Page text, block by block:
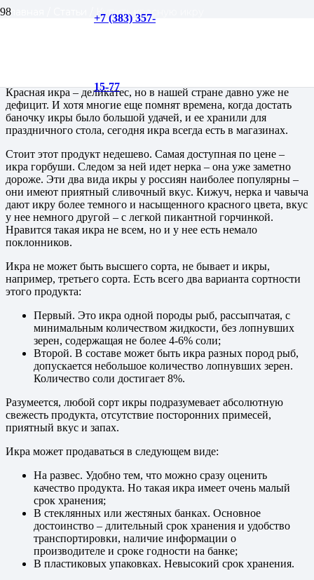
+7 (383) 357-
15-77
Главная Купить красную икру
Красная икра – деликатес, но в нашей стране давно уже не
дефицит. И хотя многие еще помнят времена, когда достать
баночку икры было большой удачей, и ее хранили для
праздничного стола, сегодня икра всегда есть в магазинах.
Стоит этот продукт недешево. Самая доступная по цене –
икра горбуши. Следом за ней идет нерка – она уже заметно
дороже. Эти два вида икры у россиян наиболее популярны –
они имеют приятный сливочный вкус. Кижуч, нерка и чавыча
дают икру более темного и насыщенного красного цвета, вкус
у нее немного другой – с легкой пикантной горчинкой.
Нравится такая икра не всем, но и у нее есть немало
поклонников.
Икра не может быть высшего сорта, не бывает и икры,
например, третьего сорта. Есть всего два варианта сортности
этого продукта:
Первый. Это икра одной породы рыб, рассыпчатая, с
минимальным количеством жидкости, без лопнувших
зерен, содержащая не более 4-6% соли;
Второй. В составе может быть икра разных пород рыб,
допускается небольшое количество лопнувших зерен.
Количество соли достигает 8%.
Разумеется, любой сорт икры подразумевает абсолютную
свежесть продукта, отсутствие посторонних примесей,
приятный вкус и запах.
Икра может продаваться в следующем виде:
На развес. Удобно тем, что можно сразу оценить
качество продукта. Но такая икра имеет очень малый
срок хранения;
В стеклянных или жестяных банках. Основное
достоинство – длительный срок хранения и удобство
транспортировки, наличие информации о
производителе и сроке годности на банке;
В пластиковых упаковках. Невысокий срок хранения.